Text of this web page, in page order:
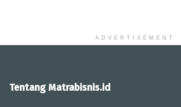
ADVERTISEMENT
Tentang Matrabisnis.id